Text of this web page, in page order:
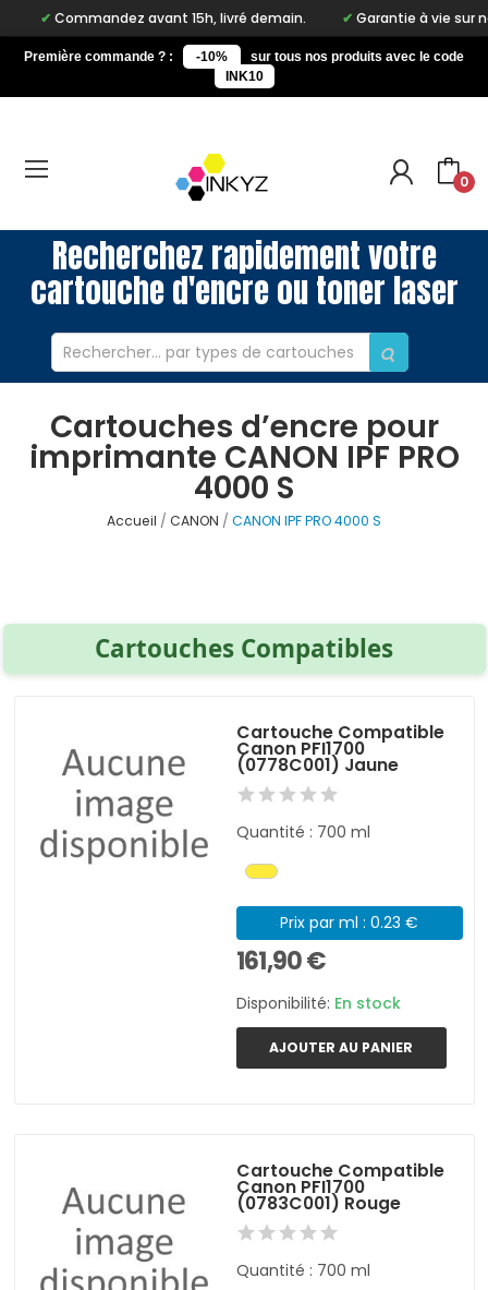
Commandez avant 15h, livré demain. Garantie à vie sur notre
Première commande ? : -10%
sur tous nos produits avec le code
INK10
0
Recherchez rapidement votre
cartouche d'encre ou toner laser
Cartouches d’encre pour
imprimante CANON IPF PRO
4000 S
Accueil CANON CANON IPF PRO 4000 S
Cartouches Compatibles
Cartouche Compatible
Canon PFI1700
(0778C001) Jaune
Quantité : 700 ml
Prix par ml : 0.23 €
161,90 €
Disponibilité: En stock
AJOUTER AU PANIER
Cartouche Compatible
Canon PFI1700
(0783C001) Rouge
Quantité : 700 ml